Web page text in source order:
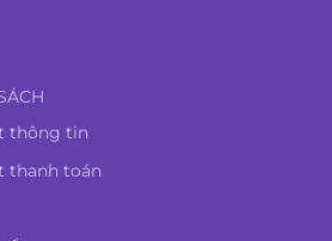
thông tin
thanh toán